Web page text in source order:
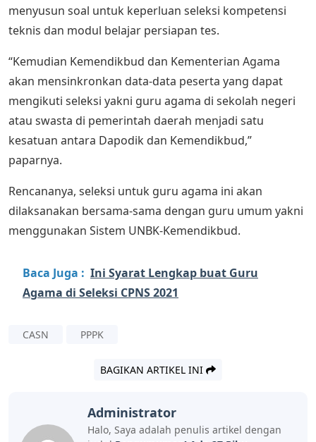
menyusun soal untuk keperluan seleksi kompetensi
teknis dan modul belajar persiapan tes.
“Kemudian Kemendikbud dan Kementerian Agama
akan mensinkronkan data-data peserta yang dapat
mengikuti seleksi yakni guru agama di sekolah negeri
atau swasta di pemerintah daerah menjadi satu
kesatuan antara Dapodik dan Kemendikbud,”
paparnya.
Rencananya, seleksi untuk guru agama ini akan
dilaksanakan bersama-sama dengan guru umum yakni
menggunakan Sistem UNBK-Kemendikbud.
Baca Juga : Ini Syarat Lengkap buat Guru
Agama di Seleksi CPNS 2021
CASN PPPK
BAGIKAN ARTIKEL INI
Administrator
Halo, Saya adalah penulis artikel dengan